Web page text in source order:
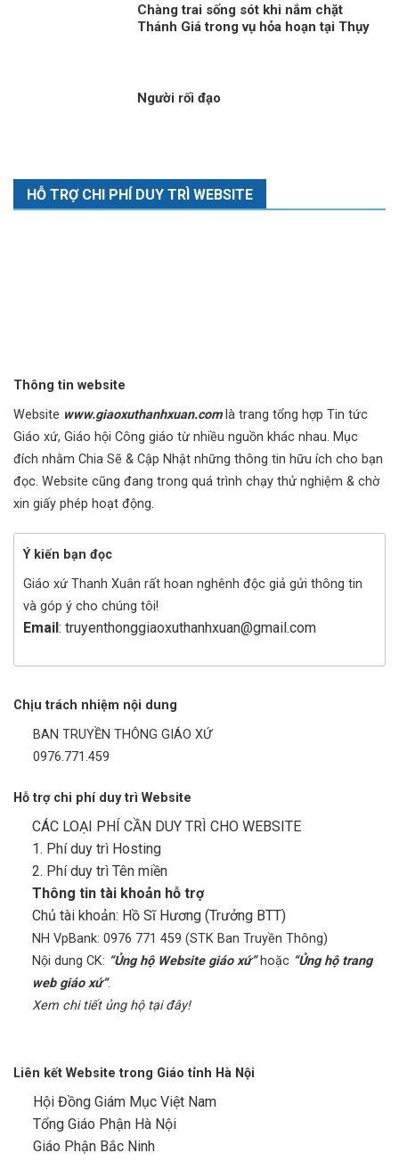
Chàng trai sống sót khi nắm chặt
Thánh Giá trong vụ hỏa hoạn tại Thụy
Người rối đạo
HỖ TRỢ CHI PHÍ DUY TRÌ WEBSITE
Thông tin website
Website www.giaoxuthanhxuan.com là trang tổng hợp Tin tức
Giáo xứ, Giáo hội Công giáo từ nhiều nguồn khác nhau. Mục
đích nhằm Chia Sẽ & Cập Nhật những thông tin hữu ích cho bạn
đọc. Website cũng đang trong quá trình chạy thử nghiệm & chờ
xin giấy phép hoạt động.
Ý kiến bạn đọc
Giáo xứ Thanh Xuân rất hoan nghênh độc giả gửi thông tin
và góp ý cho chúng tôi!
Email: truyenthonggiaoxuthanhxuan@gmail.com
Chịu trách nhiệm nội dung
BAN TRUYỀN THÔNG GIÁO XỨ
0976.771.459
Hỗ trợ chi phí duy trì Website
CÁC LOẠI PHÍ CẦN DUY TRÌ CHO WEBSITE
1. Phí duy trì Hosting
2. Phí duy trì Tên miền
Thông tin tài khoản hỗ trợ
Chủ tài khoản: Hồ Sĩ Hương (Trưởng BTT)
NH VpBank: 0976 771 459 (STK Ban Truyền Thông)
Nội dung CK: “Ủng hộ Website giáo xứ”hoặc “Ủng hộ trang
web giáo xứ“.
Xem chi tiết ủng hộ tại đây!
Liên kết Website trong Giáo tỉnh Hà Nội
Hội Đồng Giám Mục Việt Nam
Tổng Giáo Phận Hà Nội
Giáo Phận Bắc Ninh